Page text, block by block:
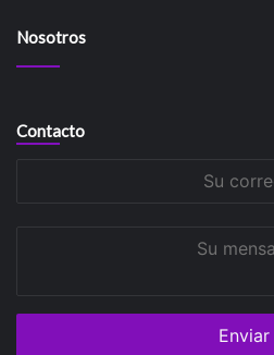
Nosotros
Contacto